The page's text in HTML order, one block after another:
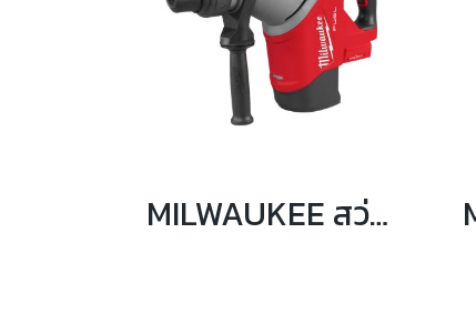
MILWAUKEE สว่านโรตารี่ไร้สาย 45 มม. SDS MAX รุ่น M18 FHACO745-0